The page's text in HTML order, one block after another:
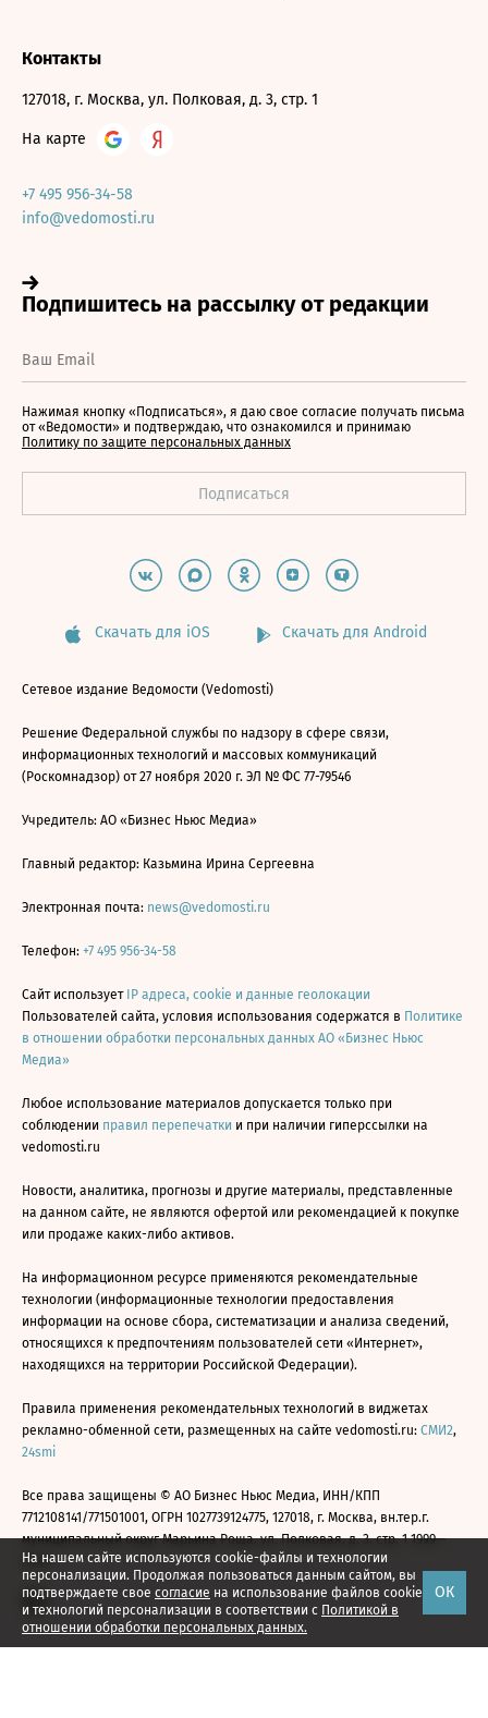
На нашем сайте используются cookie-файлы и технологии
персонализации. Продолжая пользоваться данным сайтом, вы
подтверждаете свое согласие на использование файлов cookie
и технологий персонализации в соответствии с Политикой в
отношении обработки персональных данных.
ОК
Контакты
127018, г. Москва, ул. Полковая, д. 3, стр. 1
На карте
+7 495 956-34-58
info@vedomosti.ru
Нажимая кнопку «Подписаться», я даю свое согласие получать письма
от «Ведомости» и подтверждаю, что ознакомился и принимаю
Политику по защите персональных данных
Скачать для iOS Скачать для Android
Сетевое издание Ведомости (Vedomosti)
Решение Федеральной службы по надзору в сфере связи,
информационных технологий и массовых коммуникаций
(Роскомнадзор) от 27 ноября 2020 г. ЭЛ № ФС 77-79546
Учредитель: АО «Бизнес Ньюс Медиа»
Главный редактор: Казьмина Ирина Сергеевна
Электронная почта: news@vedomosti.ru
Телефон: +7 495 956-34-58
Сайт использует IP адреса, cookie и данные геолокации
Пользователей сайта, условия использования содержатся в Политике
в отношении обработки персональных данных АО «Бизнес Ньюс
Медиа»
Любое использование материалов допускается только при
соблюдении правил перепечатки и при наличии гиперссылки на
vedomosti.ru
Новости, аналитика, прогнозы и другие материалы, представленные
на данном сайте, не являются офертой или рекомендацией к покупке
или продаже каких-либо активов.
На информационном ресурсе применяются рекомендательные
технологии (информационные технологии предоставления
информации на основе сбора, систематизации и анализа сведений,
относящихся к предпочтениям пользователей сети «Интернет»,
находящихся на территории Российской Федерации).
Правила применения рекомендательных технологий в виджетах
рекламно-обменной сети, размещенных на сайте vedomosti.ru: СМИ2,
24smi
Все права защищены © АО Бизнес Ньюс Медиа, ИНН/КПП
7712108141/771501001, ОГРН 1027739124775, 127018, г. Москва, вн.тер.г.
муниципальный округ Марьина Роща, ул. Полковая, д. 3, стр. 1 1999—
2026